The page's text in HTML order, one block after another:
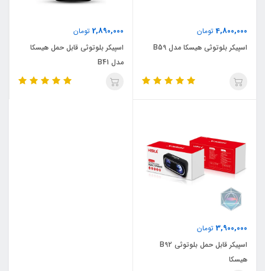
4,800,000تومان
اسپیکر بلوتوثی هیسکا مدل B59
2,890,000 تومان
اسپیکر بلوتوثی قابل حمل هیسکا
مدل B41
3,900,000 تومان
اسپیکر قابل حمل بلوتوثی B92
هیسکا